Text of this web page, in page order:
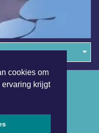
cookies om
ervaring krijgt